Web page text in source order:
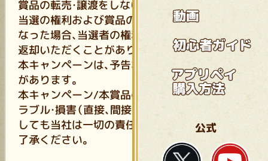
公式
賞品の転売・譲渡をしないでください。
当選の権利および賞品の転売や譲渡が明らかに
なった場合、当選者の権利を取り消し、賞品をご
返却いただくことがあります。
本キャンペーンは、予告なく変更、中止する場合
があります。
本キャンペーン/本賞品の利用によるいかなるト
ラブル・損害（直接、間接を問わず）が発生したと
しても当社は一切の責任を負いません。予めご
了承ください。